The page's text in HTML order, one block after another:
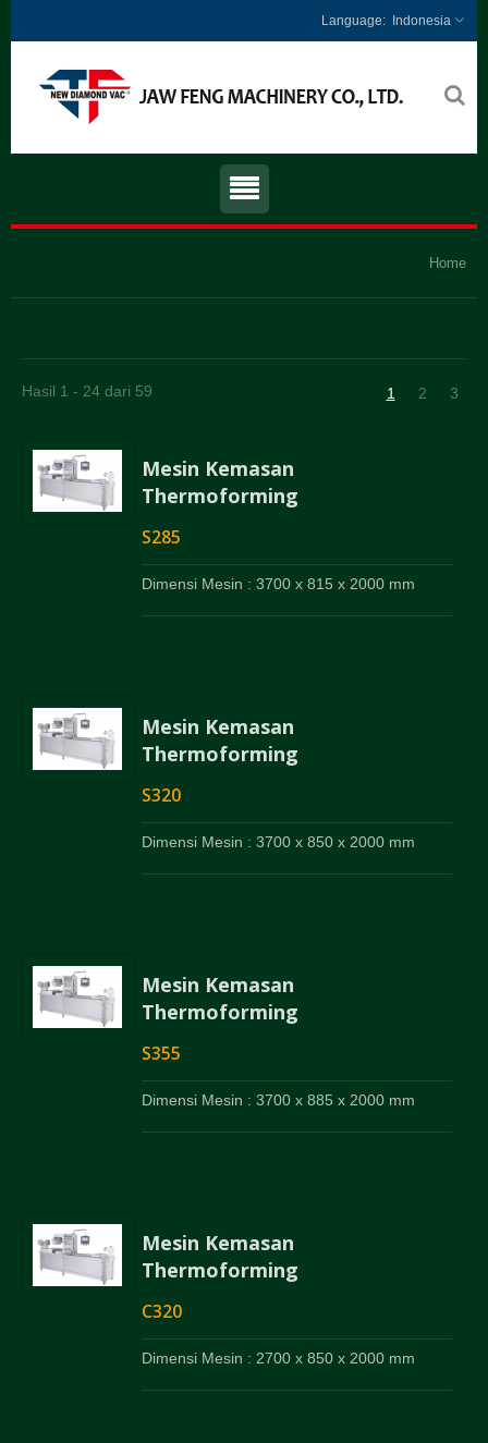
Indonesia
Home
Hasil 1 - 24 dari 59 1 2 3
Mesin Kemasan
Thermoforming
S285
Dimensi Mesin : 3700 x 815 x 2000 mm
Mesin Kemasan
Thermoforming
S320
Dimensi Mesin : 3700 x 850 x 2000 mm
Mesin Kemasan
Thermoforming
S355
Dimensi Mesin : 3700 x 885 x 2000 mm
Mesin Kemasan
Thermoforming
C320
Dimensi Mesin : 2700 x 850 x 2000 mm